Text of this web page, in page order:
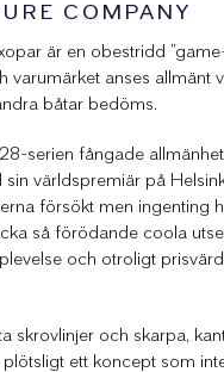
COMPANY
är en obestridd
varumärket anses allmänt
båtar bedöms.
serien fångade
världspremiär på
försökt men ingenting
så förödande coola
och otroligt
skrovlinjer och skarpa,
ett koncept som